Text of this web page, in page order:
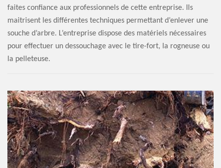
faites confiance aux professionnels de cette entreprise. Ils
maitrisent les différentes techniques permettant d’enlever une
souche d’arbre. L’entreprise dispose des matériels nécessaires
pour effectuer un dessouchage avec le tire-fort, la rogneuse ou
la pelleteuse.